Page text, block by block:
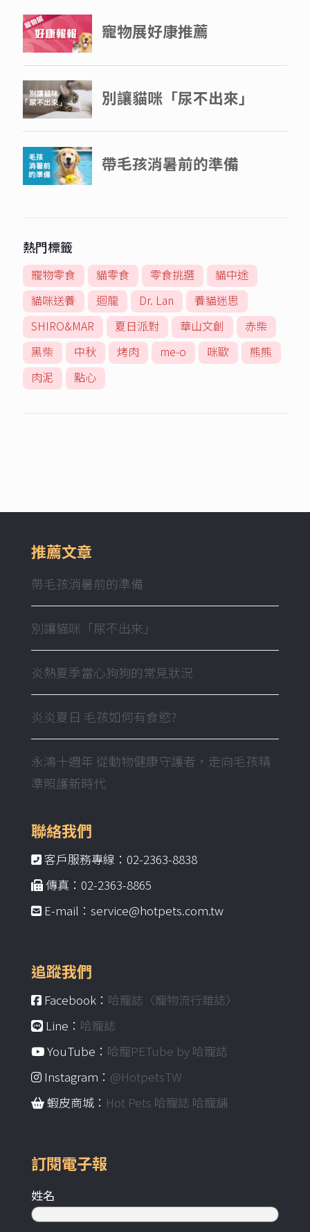
熱門標籤
寵物零食 貓零食 零食挑選
貓中途
貓咪送養
迴龍 Dr. Lan
養貓迷思
SHIRO&MAR
夏日派對 華山文創
赤柴
黑柴
中秋 烤肉 me-o 咪歐
熊熊
肉泥
點心
推薦文章
帶毛孩消暑前的準備
別讓貓咪「尿不出來」
炎熱夏季當心狗狗的常見狀況
炎炎夏日 毛孩如何有食慾?
永鴻十週年 從動物健康守護者，走向毛孩精
準照護新時代
聯絡我們
客戶服務專線：02-2363-8838
傳真：02-2363-8865
E-mail：service@hotpets.com.tw
追蹤我們
Facebook： 哈寵誌〈寵物流行雜誌〉
Line： 哈寵誌
YouTube： 哈寵PETube by 哈寵誌
Instagram： @HotpetsTW
蝦皮商城： Hot Pets 哈寵誌 哈寵舖
訂閱電子報
姓名